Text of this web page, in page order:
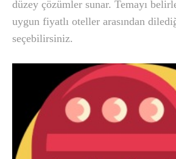
düzey çözümler sunar. Temayı
uygun fiyatlı oteller arasından
seçebilirsiniz.